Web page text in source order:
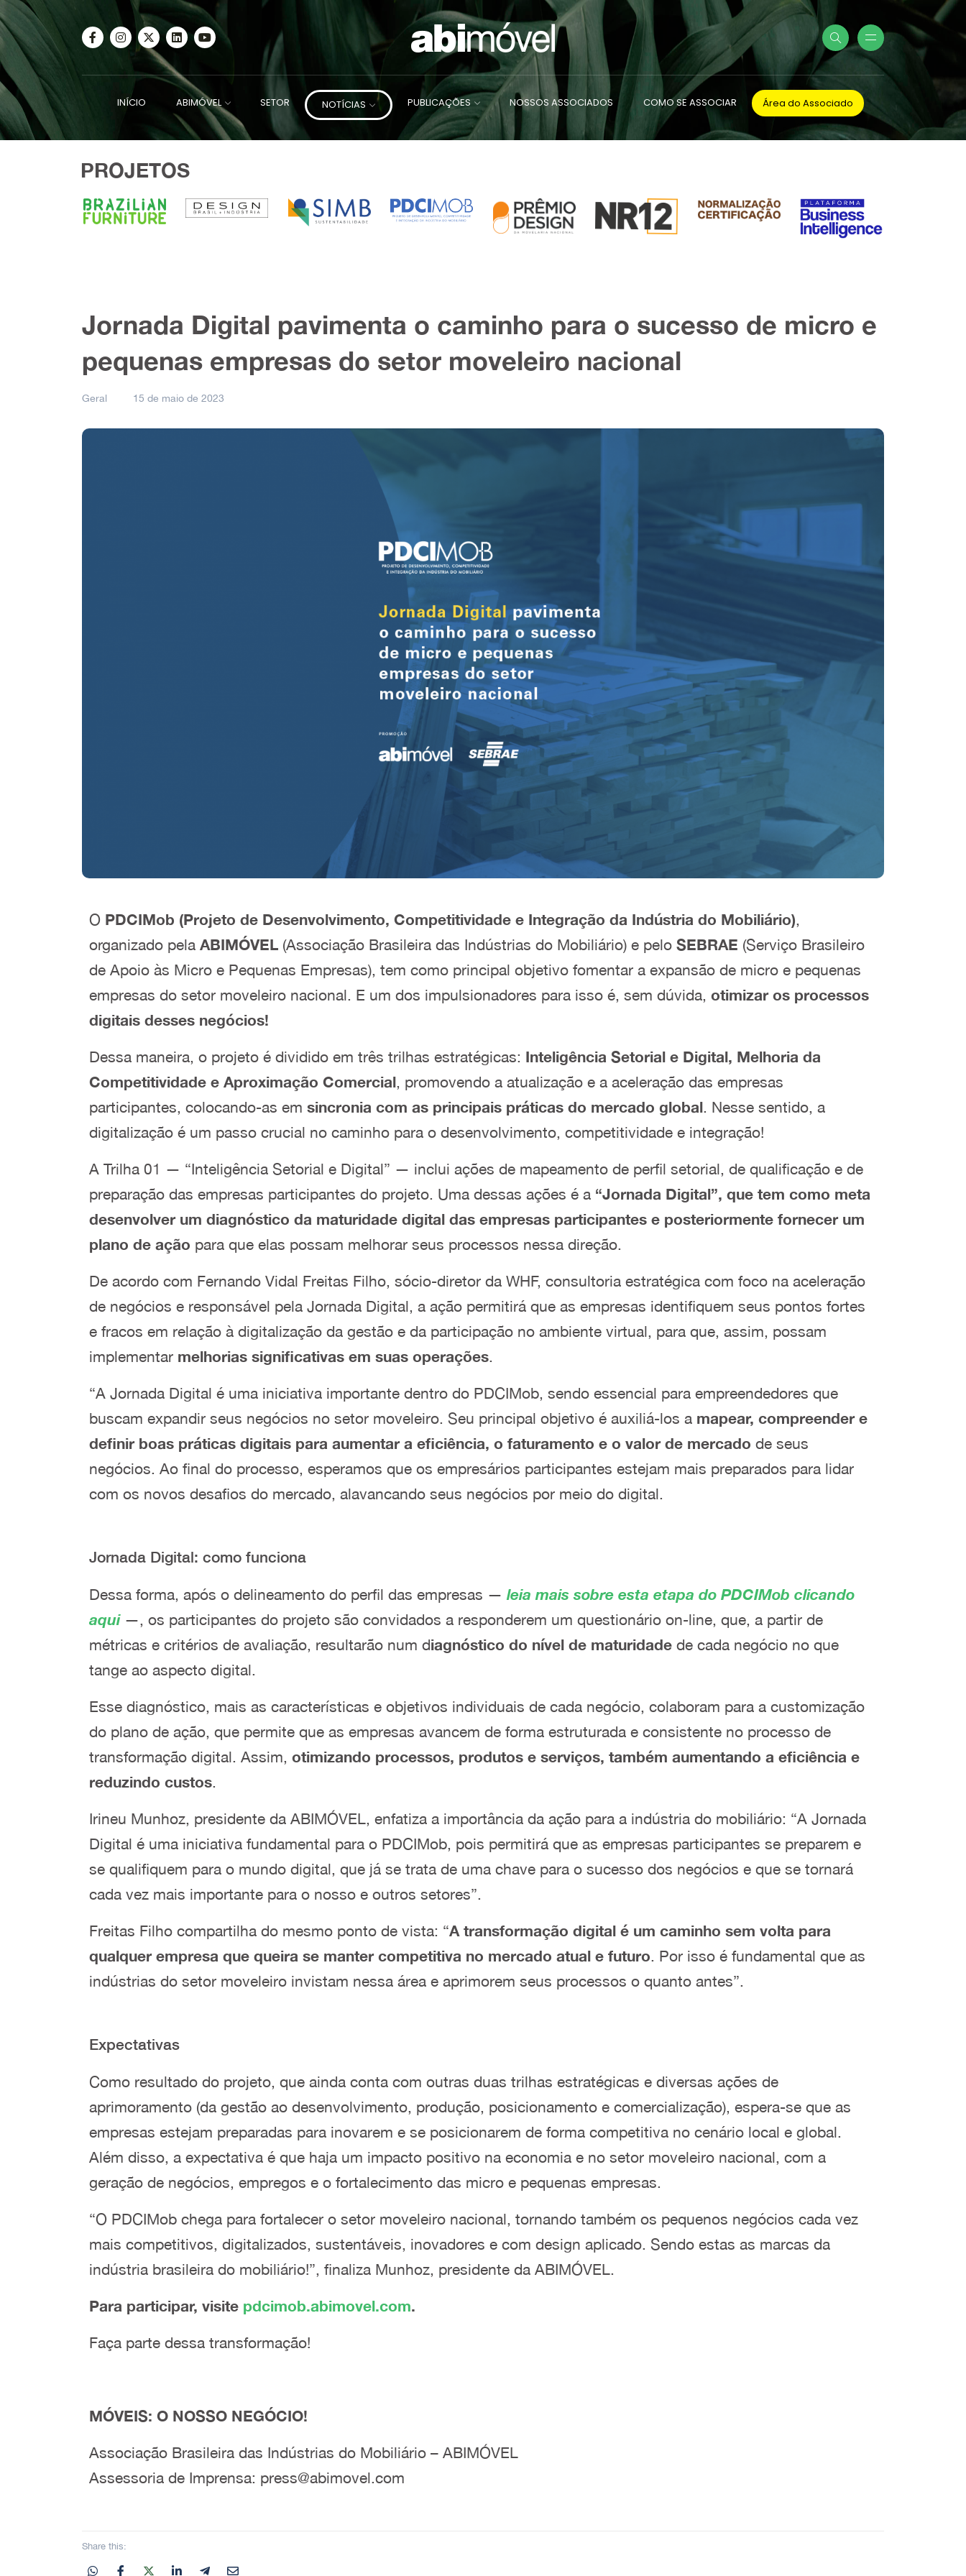
INÍCIO ABIMÓVEL SETOR NOTÍCIAS PUBLICAÇÕES NOSSOS ASSOCIADOS COMO SE ASSOCIAR Área do Associado
PROJETOS
Jornada Digital pavimenta o caminho para o sucesso de micro e
pequenas empresas do setor moveleiro nacional
Geral 15 de maio de 2023
O PDCIMob (Projeto de Desenvolvimento, Competitividade e Integração da Indústria do Mobiliário),
organizado pela ABIMÓVEL (Associação Brasileira das Indústrias do Mobiliário) e pelo SEBRAE (Serviço Brasileiro
de Apoio às Micro e Pequenas Empresas), tem como principal objetivo fomentar a expansão de micro e pequenas
empresas do setor moveleiro nacional. E um dos impulsionadores para isso é, sem dúvida, otimizar os processos
digitais desses negócios!
Dessa maneira, o projeto é dividido em três trilhas estratégicas: Inteligência Setorial e Digital, Melhoria da
Competitividade e Aproximação Comercial, promovendo a atualização e a aceleração das empresas
participantes, colocando-as em sincronia com as principais práticas do mercado global. Nesse sentido, a
digitalização é um passo crucial no caminho para o desenvolvimento, competitividade e integração!
A Trilha 01 — “Inteligência Setorial e Digital” — inclui ações de mapeamento de perfil setorial, de qualificação e de
preparação das empresas participantes do projeto. Uma dessas ações é a “Jornada Digital”, que tem como meta
desenvolver um diagnóstico da maturidade digital das empresas participantes e posteriormente fornecer um
plano de ação para que elas possam melhorar seus processos nessa direção.
De acordo com Fernando Vidal Freitas Filho, sócio-diretor da WHF, consultoria estratégica com foco na aceleração
de negócios e responsável pela Jornada Digital, a ação permitirá que as empresas identifiquem seus pontos fortes
e fracos em relação à digitalização da gestão e da participação no ambiente virtual, para que, assim, possam
implementar melhorias significativas em suas operações.
“A Jornada Digital é uma iniciativa importante dentro do PDCIMob, sendo essencial para empreendedores que
buscam expandir seus negócios no setor moveleiro. Seu principal objetivo é auxiliá-los a mapear, compreender e
definir boas práticas digitais para aumentar a eficiência, o faturamento e o valor de mercado de seus
negócios. Ao final do processo, esperamos que os empresários participantes estejam mais preparados para lidar
com os novos desafios do mercado, alavancando seus negócios por meio do digital.
Jornada Digital: como funciona
Dessa forma, após o delineamento do perfil das empresas — leia mais sobre esta etapa do PDCIMob clicando
aqui—, os participantes do projeto são convidados a responderem um questionário on-line, que, a partir de
métricas e critérios de avaliação, resultarão num diagnóstico do nível de maturidade de cada negócio no que
tange ao aspecto digital.
Esse diagnóstico, mais as características e objetivos individuais de cada negócio, colaboram para a customização
do plano de ação, que permite que as empresas avancem de forma estruturada e consistente no processo de
transformação digital. Assim, otimizando processos, produtos e serviços, também aumentando a eficiência e
reduzindo custos.
Irineu Munhoz, presidente da ABIMÓVEL, enfatiza a importância da ação para a indústria do mobiliário: “A Jornada
Digital é uma iniciativa fundamental para o PDCIMob, pois permitirá que as empresas participantes se preparem e
se qualifiquem para o mundo digital, que já se trata de uma chave para o sucesso dos negócios e que se tornará
cada vez mais importante para o nosso e outros setores”.
Freitas Filho compartilha do mesmo ponto de vista: “A transformação digital é um caminho sem volta para
qualquer empresa que queira se manter competitiva no mercado atual e futuro. Por isso é fundamental que as
indústrias do setor moveleiro invistam nessa área e aprimorem seus processos o quanto antes”.
Expectativas
Como resultado do projeto, que ainda conta com outras duas trilhas estratégicas e diversas ações de
aprimoramento (da gestão ao desenvolvimento, produção, posicionamento e comercialização), espera-se que as
empresas estejam preparadas para inovarem e se posicionarem de forma competitiva no cenário local e global.
Além disso, a expectativa é que haja um impacto positivo na economia e no setor moveleiro nacional, com a
geração de negócios, empregos e o fortalecimento das micro e pequenas empresas.
“O PDCIMob chega para fortalecer o setor moveleiro nacional, tornando também os pequenos negócios cada vez
mais competitivos, digitalizados, sustentáveis, inovadores e com design aplicado. Sendo estas as marcas da
indústria brasileira do mobiliário!”, finaliza Munhoz, presidente da ABIMÓVEL.
Para participar, visite pdcimob.abimovel.com.
Faça parte dessa transformação!
MÓVEIS: O NOSSO NEGÓCIO!
Associação Brasileira das Indústrias do Mobiliário – ABIMÓVEL
Assessoria de Imprensa: press@abimovel.com
Share this: